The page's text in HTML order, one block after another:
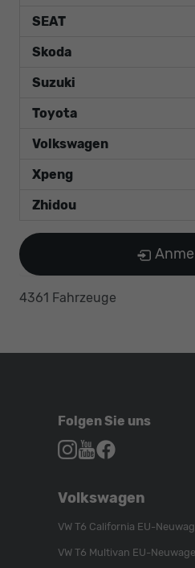
SEAT
Skoda
Suzuki
Toyota
Volkswagen
Xpeng
Zhidou
4361 Fahrzeuge
Folgen Sie uns
Autohaus
Sie
Instagram
Autohaus
Sie
Kanal
Sie
Facebook
Volkswagen
VW T6 California EU-
VW T6 Multivan EU-